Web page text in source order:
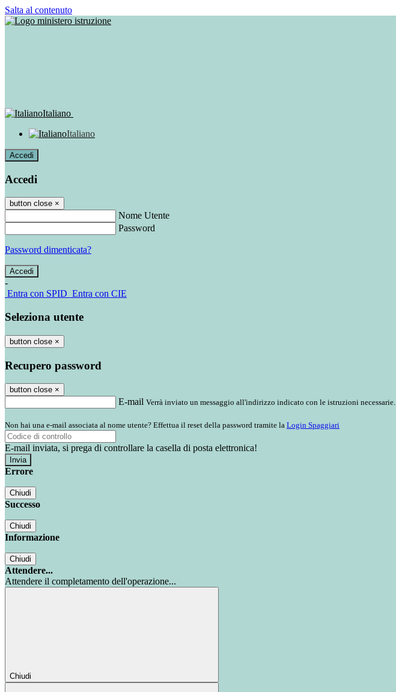
Salta al contenuto
Italiano
Italiano
Accedi
Accedi
button close ×
Nome Utente
Password
Password dimenticata?
-
Entra con SPID Entra con CIE
Seleziona utente
button close ×
Recupero password
button close ×
E-mail Verrà inviato un messaggio all'indirizzo indicato con le istruzioni necessarie.
Non hai una e-mail associata al nome utente? Effettua il reset della password tramite la Login Spaggiari
E-mail inviata, si prega di controllare la casella di posta elettronica!
Errore
Chiudi
Successo
Chiudi
Informazione
Chiudi
Attendere...
Attendere il completamento dell'operazione...
Chiudi